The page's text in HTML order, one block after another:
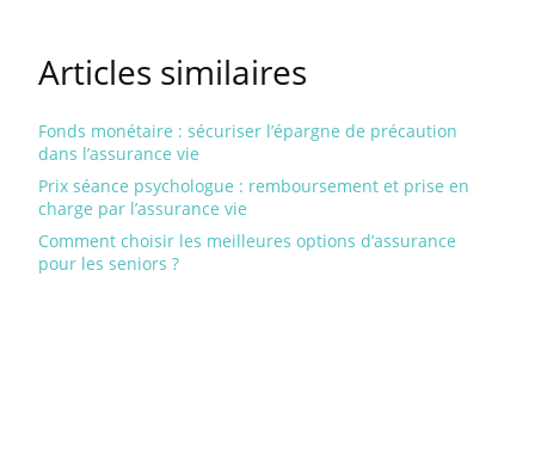
Articles similaires
Fonds monétaire : sécuriser l’épargne de précaution
dans l’assurance vie
Prix séance psychologue : remboursement et prise en
charge par l’assurance vie
Comment choisir les meilleures options d’assurance
pour les seniors ?